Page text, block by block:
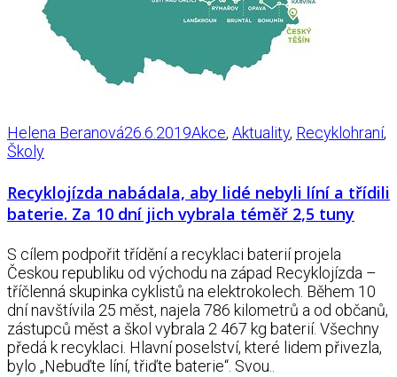
Helena Beranová26.6.2019Akce, Aktuality, Recyklohraní,
Školy
Recyklojízda nabádala, aby lidé nebyli líní a třídili
baterie. Za 10 dní jich vybrala téměř 2,5 tuny
S cílem podpořit třídění a recyklaci baterií projela
Českou republiku od východu na západ Recyklojízda –
tříčlenná skupinka cyklistů na elektrokolech. Během 10
dní navštívila 25 měst, najela 786 kilometrů a od občanů,
zástupců měst a škol vybrala 2 467 kg baterií. Všechny
předá k recyklaci. Hlavní poselství, které lidem přivezla,
bylo „Nebuďte líní, třiďte baterie“. Svou..